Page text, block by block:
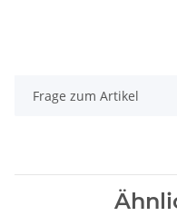
Frage zum Artikel